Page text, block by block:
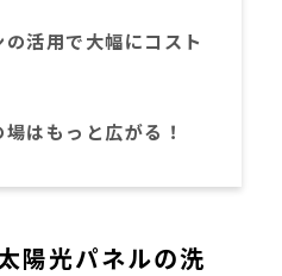
活用で大幅にコスト
はもっと広がる！
陽光パネルの洗